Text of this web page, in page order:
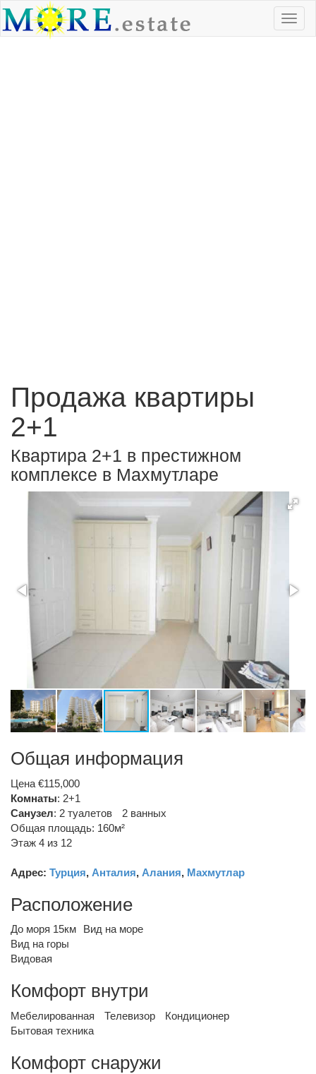
Продажа квартиры
2+1
Квартира 2+1 в престижном
комплексе в Махмутларе
Общая информация
Цена €115,000
Комнаты: 2+1
Санузел: 2 туалетов
2 ванных
Общая площадь: 160м²
Этаж 4 из 12
Адрес: Турция, Анталия, Алания, Махмутлар
Расположение
До моря 15км
Вид на море
Вид на горы
Видовая
Комфорт внутри
Мебелированная Телевизор
Кондиционер
Бытовая техника
Комфорт снаружи